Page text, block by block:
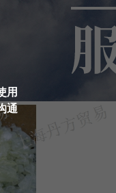
用
通